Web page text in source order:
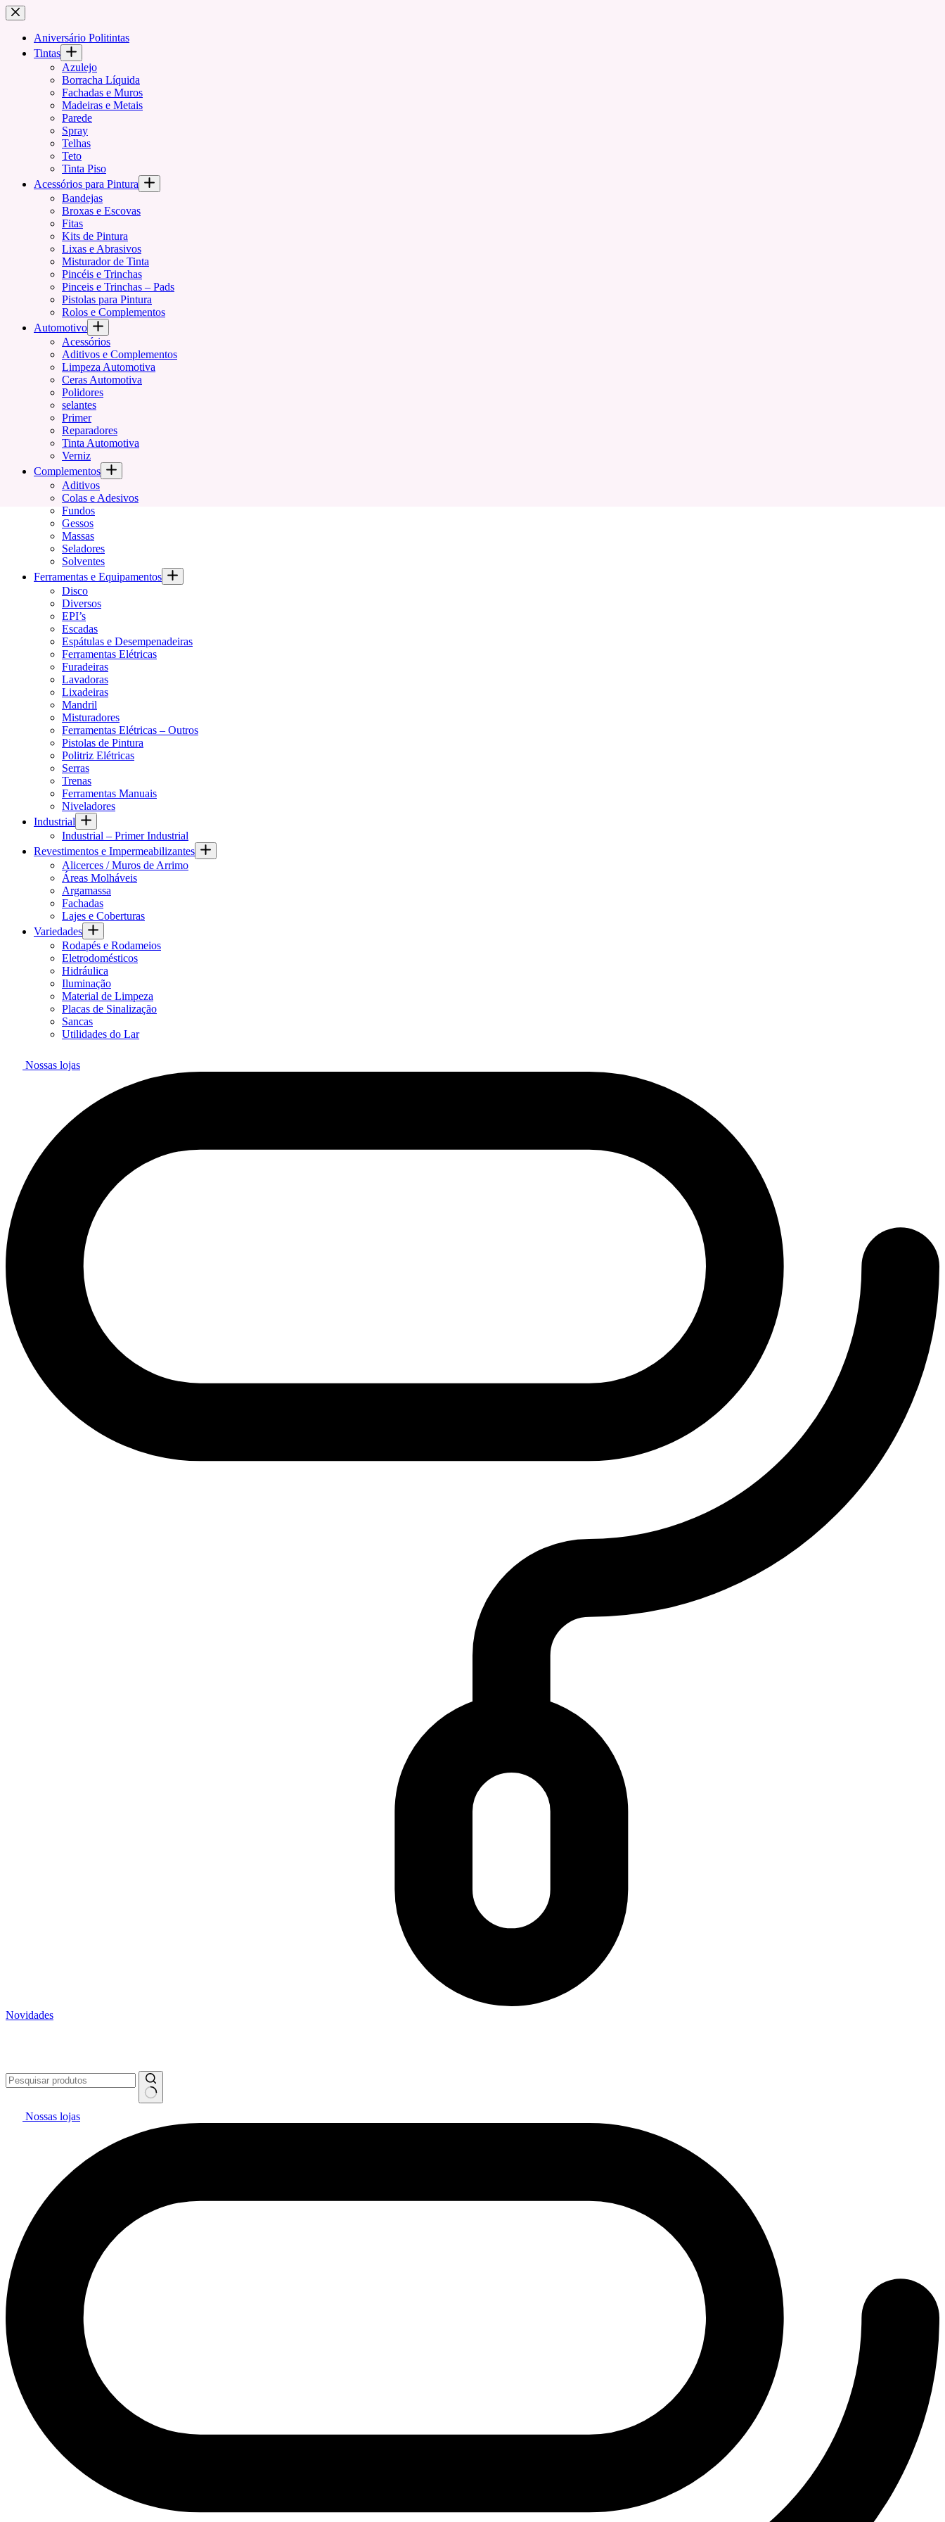
Pular
para
conteúdo
Aniversário Politintas
Tintas
Azulejo
Borracha Líquida
Fachadas e Muros
Madeiras e Metais
Parede
Spray
Telhas
Teto
Tinta Piso
Acessórios para Pintura
Bandejas
Broxas e Escovas
Fitas
Kits de Pintura
Lixas e Abrasivos
Misturador de Tinta
Pincéis e Trinchas
Pinceis e Trinchas – Pads
Pistolas para Pintura
Rolos e Complementos
Automotivo
Acessórios
Aditivos e Complementos
Limpeza Automotiva
Ceras Automotiva
Polidores
selantes
Primer
Reparadores
Tinta Automotiva
Verniz
Complementos
Aditivos
Colas e Adesivos
Fundos
Gessos
Massas
Seladores
Solventes
Ferramentas e Equipamentos
Disco
Diversos
EPI’s
Escadas
Espátulas e Desempenadeiras
Ferramentas Elétricas
Furadeiras
Lavadoras
Lixadeiras
Mandril
Misturadores
Ferramentas Elétricas – Outros
Pistolas de Pintura
Politriz Elétricas
Serras
Trenas
Ferramentas Manuais
Niveladores
Industrial
Industrial – Primer Industrial
Revestimentos e Impermeabilizantes
Alicerces / Muros de Arrimo
Áreas Molháveis
Argamassa
Fachadas
Lajes e Coberturas
Variedades
Rodapés e Rodameios
Eletrodomésticos
Hidráulica
Iluminação
Material de Limpeza
Placas de Sinalização
Sancas
Utilidades do Lar
Nossas lojas
Novidades
Nossas lojas